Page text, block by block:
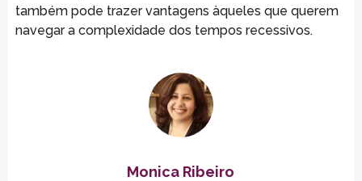
também pode trazer vantagens àqueles que querem
navegar a complexidade dos tempos recessivos.
Monica Ribeiro